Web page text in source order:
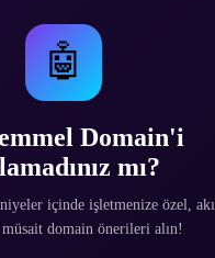
🤖
Domain'i
mı?
içinde işletmenize özel,
müsait domain önerileri alın!
2.249₺
SATIN AL